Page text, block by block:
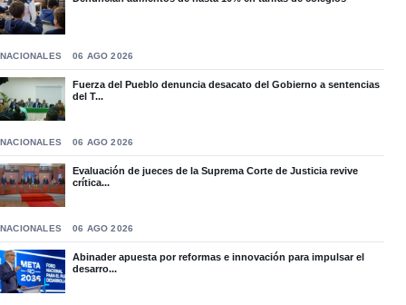
NACIONALES 06 AGO 2026
Fuerza del Pueblo denuncia desacato del Gobierno a sentencias
del T...
NACIONALES 06 AGO 2026
Evaluación de jueces de la Suprema Corte de Justicia revive
crítica...
NACIONALES 06 AGO 2026
Abinader apuesta por reformas e innovación para impulsar el
desarro...